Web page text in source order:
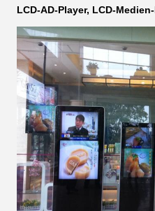
LCD-AD-Player, LCD-